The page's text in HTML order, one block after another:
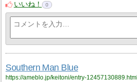
いいね！
0
Southern Man Blue
https://ameblo.jp/keitoni/entry-12457130889.html